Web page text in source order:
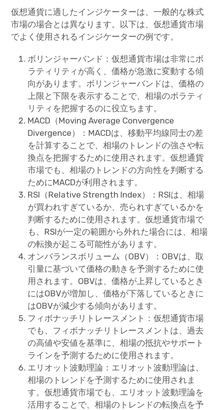
仮想通貨に適したインジケーターは、一般的な株式
市場の場合とは異なります。以下は、仮想通貨市場
でよく使用されるインジケーターの例です。
ボリンジャーバンド：仮想通貨市場は非常にボ
ラティリティが高く、価格が急激に変動する傾
向があります。ボリンジャーバンドは、価格の
上限と下限を表示することで、相場のボラティ
リティを把握するのに役立ちます。
MACD（Moving Average Convergence
Divergence）：MACDは、移動平均線同士の差
を計算することで、相場のトレンドの強さや転
換点を把握するために使用されます。仮想通貨
市場でも、相場のトレンドの方向性を判断する
ためにMACDが利用されます。
RSI（Relative Strength Index）：RSIは、相場
が買われすぎているか、売られすぎているかを
判断するために使用されます。仮想通貨市場で
も、RSIが一定の範囲から外れた場合には、相場
の転換が起こる可能性があります。
オンバランスボリューム（OBV）：OBVは、取
引量に基づいて価格の動きを予測するために使
用されます。OBVは、価格が上昇しているとき
にはOBVが増加し、価格が下落しているときに
はOBVが減少する傾向があります。
フィボナッチリトレースメント：仮想通貨市場
でも、フィボナッチリトレースメントは、過去
の高値や安値を基準に、相場の抵抗やサポート
ラインを予測するために使用されます。
エリオット波動理論：エリオット波動理論は、
相場のトレンドを予測するために使用されま
す。仮想通貨市場でも、エリオット波動理論を
活用することで、相場のトレンドの転換点を予